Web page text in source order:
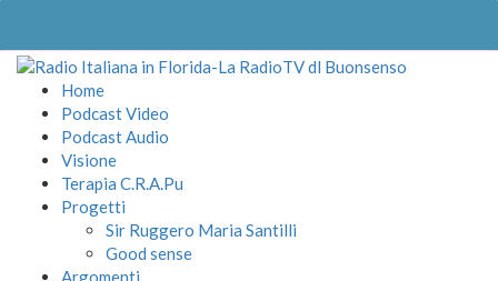
Home
Podcast Video
Podcast Audio
Visione
Terapia C.R.A.Pu
Progetti
Sir Ruggero Maria Santilli
Good sense
Argomenti